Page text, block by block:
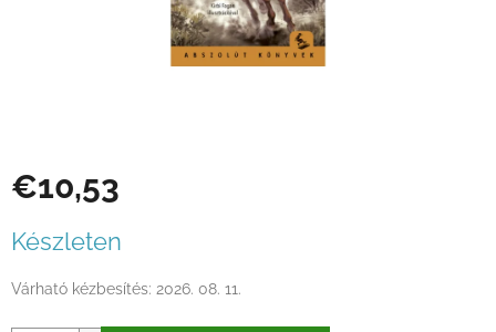
€10,53
Készleten
Várható kézbesítés: 2026. 08. 11.